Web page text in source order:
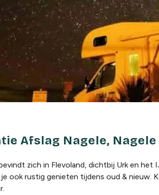
Afslag Nagele, Nagele
zich in Flevoland, dichtbij Urk en het
ook rustig genieten tijdens oud & nieuw.